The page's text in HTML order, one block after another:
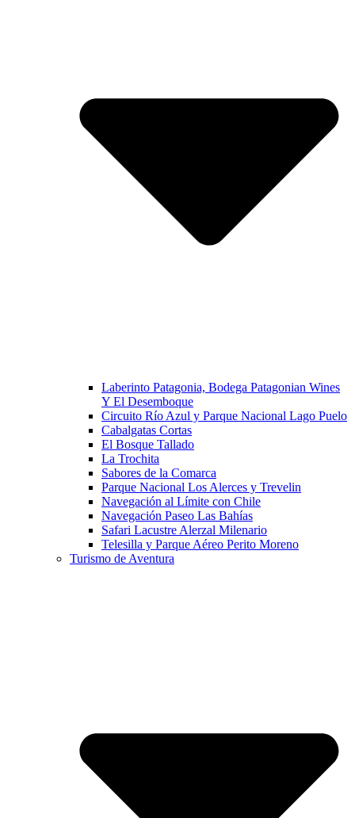
Laberinto Patagonia, Bodega Patagonian Wines
Y El Desemboque
Circuito Río Azul y Parque Nacional Lago Puelo
Cabalgatas Cortas
El Bosque Tallado
La Trochita
Sabores de la Comarca
Parque Nacional Los Alerces y Trevelin
Navegación al Límite con Chile
Navegación Paseo Las Bahías
Safari Lacustre Alerzal Milenario
Telesilla y Parque Aéreo Perito Moreno
Turismo de Aventura